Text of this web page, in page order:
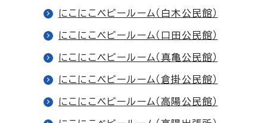
にこにこベビールーム（白木公民館）
にこにこベビールーム（口田公民館）
にこにこベビールーム（真亀公民館）
にこにこベビールーム（倉掛公民館）
にこにこベビールーム（高陽公民館）